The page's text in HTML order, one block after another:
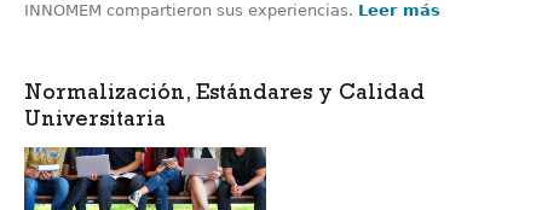
INNOMEM compartieron sus experiencias. Leer más
Normalización, Estándares y Calidad
Universitaria